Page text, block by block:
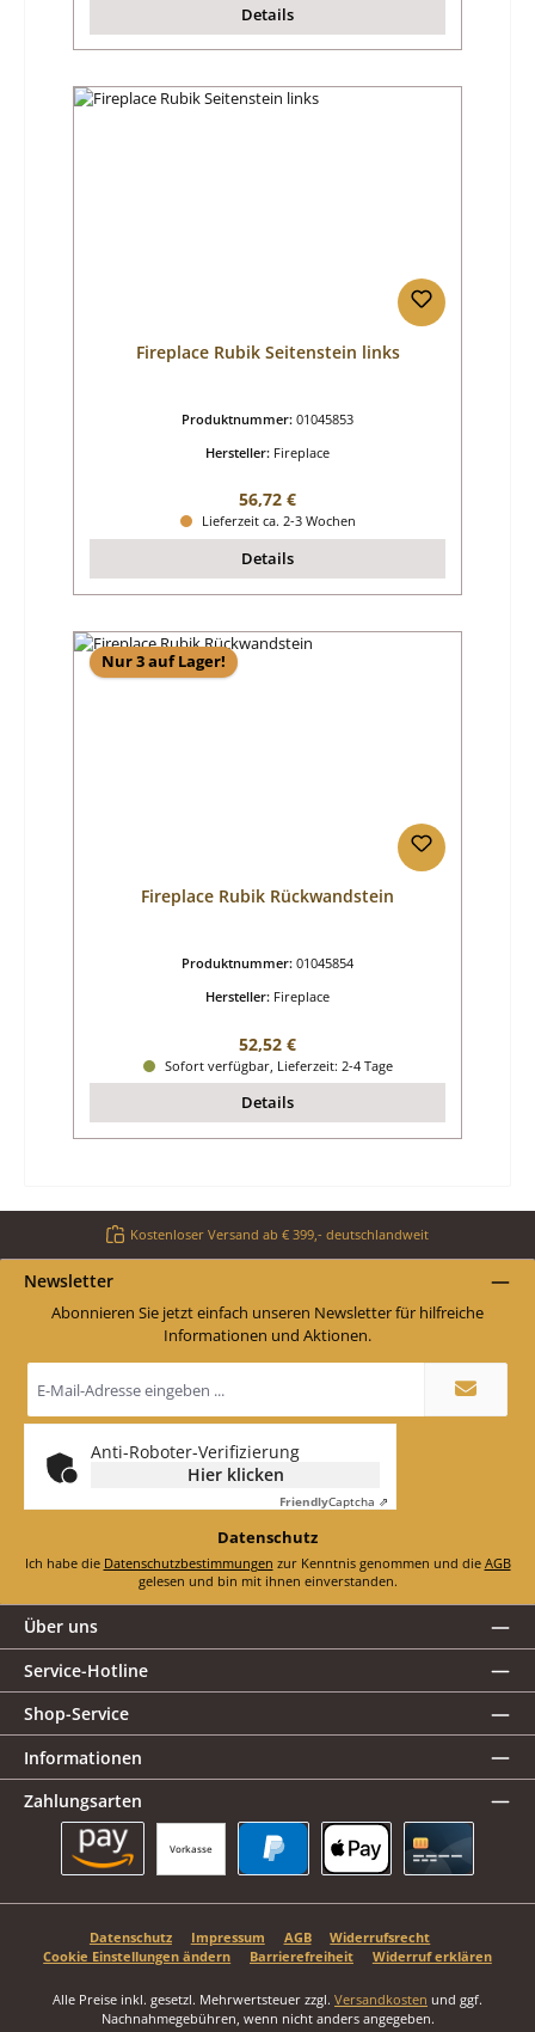
Details
Fireplace Rubik Seitenstein links
Produktnummer: 01045853
Hersteller: Fireplace
Regulärer Preis:
56,72 €
Lieferzeit ca. 2-3 Wochen
Details
Nur 3 auf Lager!
Fireplace Rubik Rückwandstein
Produktnummer: 01045854
Hersteller: Fireplace
Regulärer Preis:
52,52 €
Sofort verfügbar, Lieferzeit: 2-4 Tage
Details
Kostenloser Versand ab € 399,- deutschlandweit
Newsletter
Abonnieren Sie jetzt einfach unseren Newsletter für hilfreiche
Informationen und Aktionen.
Mail-
Adresse
*
Anti-Roboter-Verifizierung
Hier klicken
FriendlyCaptcha ⇗
Datenschutz
Ich habe die Datenschutzbestimmungen zur Kenntnis genommen und die AGB
gelesen und bin mit ihnen einverstanden.
Über uns
Service-Hotline
Shop-Service
Informationen
Zahlungsarten
Vorkasse
Datenschutz Impressum AGB
Widerrufsrecht
Cookie Einstellungen ändern
Barrierefreiheit Widerruf erklären
Alle Preise inkl. gesetzl. Mehrwertsteuer zzgl. Versandkosten und ggf.
Nachnahmegebühren, wenn nicht anders angegeben.